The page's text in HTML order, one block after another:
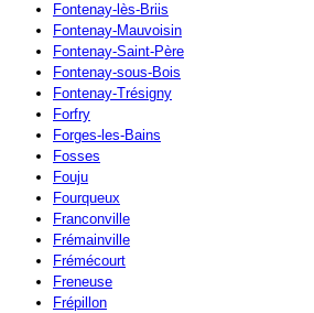
Fontenay-lès-Briis
Fontenay-Mauvoisin
Fontenay-Saint-Père
Fontenay-sous-Bois
Fontenay-Trésigny
Forfry
Forges-les-Bains
Fosses
Fouju
Fourqueux
Franconville
Frémainville
Frémécourt
Freneuse
Frépillon